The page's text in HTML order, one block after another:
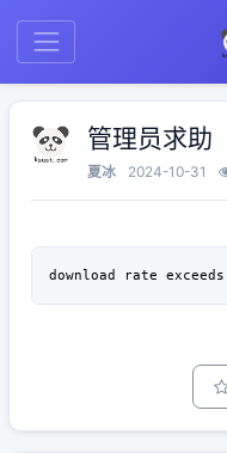
管理员求助
夏冰 2024-10-31
download rate